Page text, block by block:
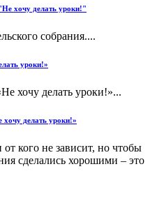
хочу делать уроки!"
собрания....
уроки!»
хочу делать уроки!»...
делать уроки!»
кого не зависит, но чтобы
сделались хорошими – это